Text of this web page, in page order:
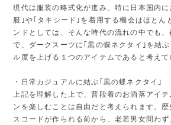
現代は服装の略式化が進み、特に日本国内
服｣や｢タキシード｣を着用する機会はほとん
ンドとしては、そんな時代の流れの中でも
で、ダークスーツに｢黒の蝶ネクタイ｣を結
ル度を上げる１つのアイテムであると考えて
・日常カジュアルに結ぶ｢黒の蝶ネクタイ｣
上記を理解した上で、普段着のお洒落アイ
ンを楽しむことは自由だと考えられます。
スコードが作られる前から、老若男女問わ